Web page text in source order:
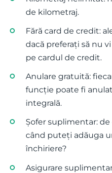
de kilometraj.
Fără card de credit:
dacă preferați să nu
pe cardul de credit.
Anulare gratuită:
funcție poate fi
integrală.
Șofer suplimentar:
când puteți adăuga
închiriere?
Asigurare